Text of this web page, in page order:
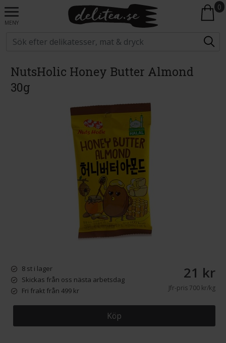
MENY
0
NutsHolic Honey Butter Almond
30g
8 st i lager
Skickas från oss nästa arbetsdag
Fri frakt från 499 kr
21 kr
Jfr-pris700 kr/kg
Köp